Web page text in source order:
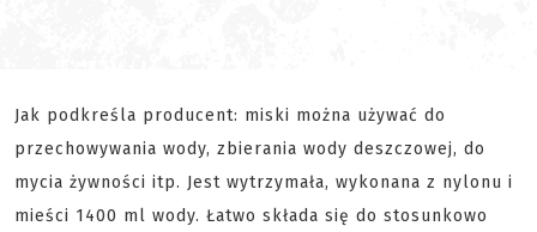
Jak podkreśla producent: miski można używać do
przechowywania wody, zbierania wody deszczowej, do
mycia żywności itp. Jest wytrzymała, wykonana z nylonu i
mieści 1400 ml wody. Łatwo składa się do stosunkowo